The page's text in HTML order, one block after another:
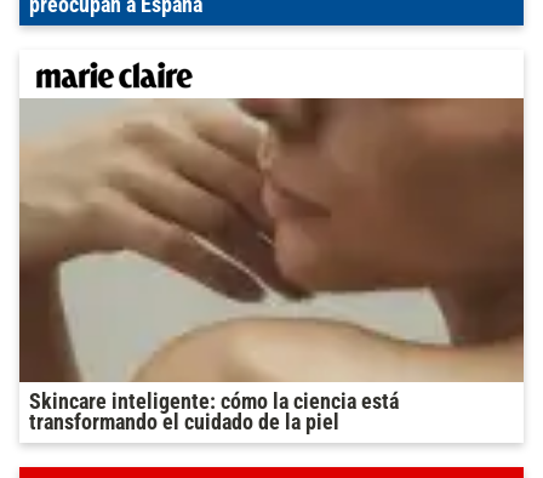
Skincare inteligente: cómo la ciencia está
transformando el cuidado de la piel